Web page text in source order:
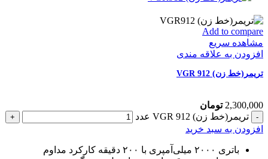
Add to compare
مشاهده سریع
افزودن به علاقه مندی
تریمر(خط زن) VGR 912
2,300,000 تومان
تریمر(خط زن) VGR 912 عدد
افزودن به سبد خرید
باتری ۲۰۰۰ میلی‌آمپری با ۲۰۰ دقیقه کارکرد مداوم